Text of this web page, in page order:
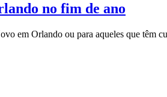
no fim de ano
em Orlando ou para aqueles que têm